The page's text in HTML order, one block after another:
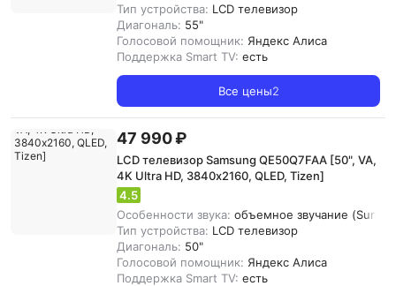
Тип устройства: LCD телевизор
Диагональ: 55"
Голосовой помощник: Яндекс Алиса
Поддержка Smart TV: есть
Все цены2
47 990 ₽
LCD телевизор Samsung QE50Q7FAA [50", VA,
4K Ultra HD, 3840х2160, QLED, Tizen]
4.5
Особенности звука: объемное звучание
Тип устройства: LCD телевизор
Диагональ: 50"
Голосовой помощник: Яндекс Алиса
Поддержка Smart TV: есть